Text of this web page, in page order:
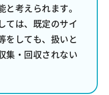
考えられます。
ては、既定のサイ
をしても、扱いと
集・回収されない